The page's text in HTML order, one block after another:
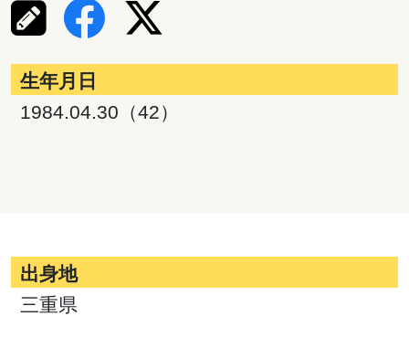
生年月日
1984.04.30（42）
出身地
三重県